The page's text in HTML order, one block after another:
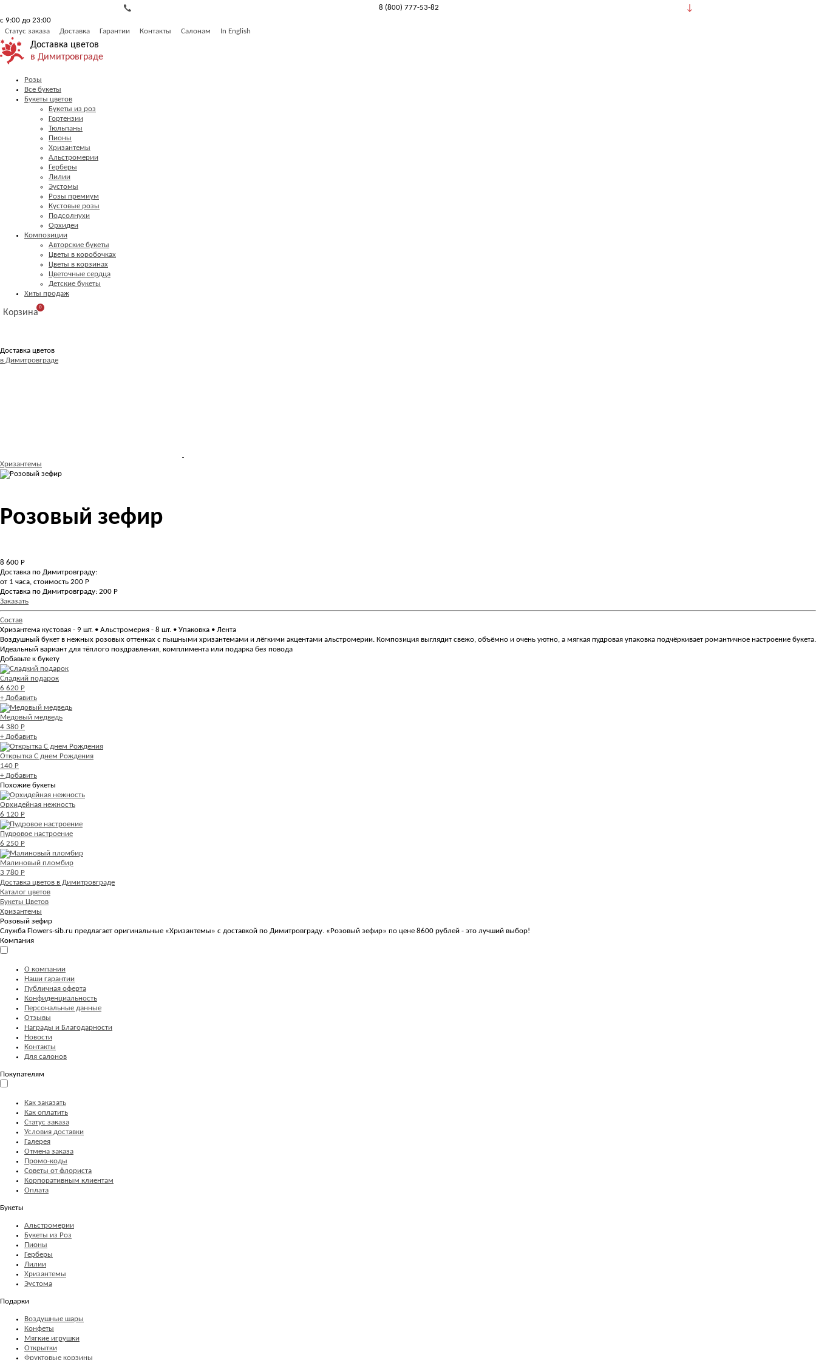
8 (800) 777-53-82
с 9:00 до 23:00
Статус заказа
Доставка Гарантии Контакты Салонам In English
Доставка цветов
в Димитровграде
Розы
Все букеты
Букеты цветов
Букеты из роз
Гортензии
Тюльпаны
Пионы
Хризантемы
Альстромерии
Герберы
Лилии
Эустомы
Розы премиум
Кустовые розы
Подсолнухи
Орхидеи
Композиции
Авторские букеты
Цветы в коробочках
Цветы в корзинах
Цветочные сердца
Детские букеты
Хиты продаж
Корзина
0
Доставка цветов
в Димитровграде
Хризантемы
Розовый зефир
8 600 Р
Доставка по Димитровграду:
от 1 часа, стоимость 200 Р
Доставка по Димитровграду: 200 Р
Заказать
Состав
Хризантема кустовая - 9 шт. • Альстромерия - 8 шт. • Упаковка • Лента
Воздушный букет в нежных розовых оттенках с пышными хризантемами и лёгкими акцентами альстромерии. Композиция выглядит свежо, объёмно и очень уютно, а мягкая пудровая упаковка подчёркивает романтичное настроение букета.
Идеальный вариант для тёплого поздравления, комплимента или подарка без повода
Добавьте к букету
Сладкий подарок
6 620 Р
+ Добавить
Медовый медведь
4 380 Р
+ Добавить
Открытка С днем Рождения
140 Р
+ Добавить
Похожие букеты
Орхидейная нежность
6 120 Р
Пудровое настроение
6 250 Р
Малиновый пломбир
3 780 Р
Доставка цветов в Димитровграде
Каталог цветов
Букеты Цветов
Хризантемы
Розовый зефир
Служба Flowers-sib.ru предлагает оригинальные «Хризантемы» с доставкой по Димитровграду. «Розовый зефир» по цене 8600 рублей - это лучший выбор!
Компания
О компании
Наши гарантии
Публичная оферта
Конфиденциальность
Персональные данные
Отзывы
Награды и Благодарности
Новости
Контакты
Для салонов
Покупателям
Как заказать
Как оплатить
Статус заказа
Условия доставки
Галерея
Отмена заказа
Промо-коды
Советы от флориста
Корпоративным клиентам
Оплата
Букеты
Альстромерии
Букеты из Роз
Пионы
Герберы
Лилии
Хризантемы
Эустома
Подарки
Воздушные шары
Конфеты
Мягкие игрушки
Открытки
Фруктовые корзины